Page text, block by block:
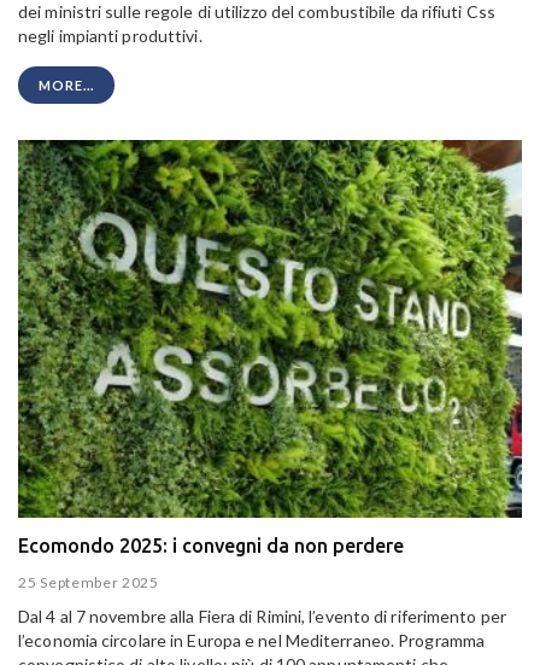
dei ministri sulle regole di utilizzo del combustibile da rifiuti Css
negli impianti produttivi.
MORE...
Ecomondo 2025: i convegni da non perdere
25 September 2025
Dal 4 al 7 novembre alla Fiera di Rimini, l’evento di riferimento per
l’economia circolare in Europa e nel Mediterraneo. Programma